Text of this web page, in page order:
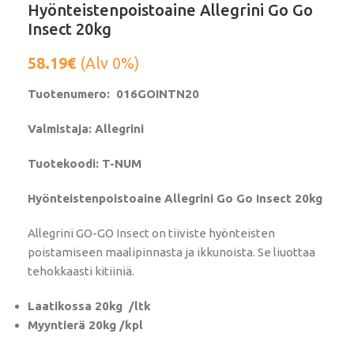
Hyönteistenpoistoaine Allegrini Go Go
Insect 20kg
58.19€ (Alv 0%)
Tuotenumero: 016GOINTN20
Valmistaja: Allegrini
Tuotekoodi: T-NUM
Hyönteistenpoistoaine Allegrini Go Go Insect 20kg
Allegrini GO-GO Insect on tiiviste hyönteisten
poistamiseen maalipinnasta ja ikkunoista. Se liuottaa
tehokkaasti kitiiniä.
Laatikossa 20kg /ltk
Myyntierä 20kg /kpl